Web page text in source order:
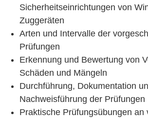
Sicherheitseinrichtungen von
Zuggeräten
Arten und Intervalle der
Prüfungen
Erkennung und Bewertung von
Schäden und Mängeln
Durchführung, Dokumentation
Nachweisführung der Prüfungen
Praktische Prüfungsübungen an